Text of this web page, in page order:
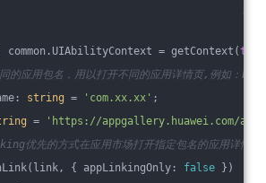
common.UIAbilityContext = getContext(this
的应用包名，用以打开不同的应用详情页,例如：
string = 'com.xx.xx' ;
=
'https://appgallery.huawei.com/
优先的方式在应用市场打开指定包名的应用详情页
{ appLinkingOnly: false })